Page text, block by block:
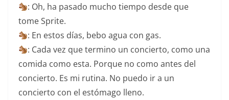
: Oh, ha pasado mucho tiempo desde que
tome Sprite.
: En estos días, bebo agua con gas.
: Cada vez que termino un concierto, como una
comida como esta. Porque no como antes del
concierto. Es mi rutina. No puedo ir a un
concierto con el estómago lleno.